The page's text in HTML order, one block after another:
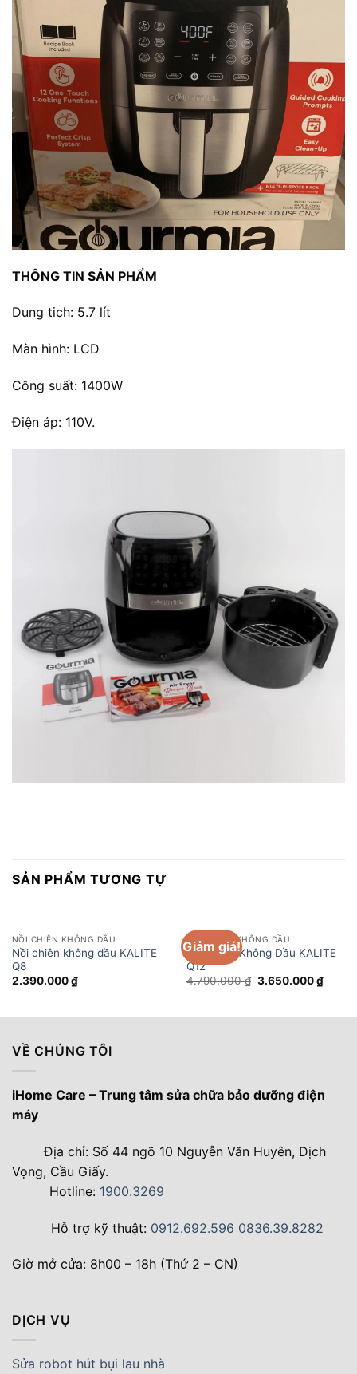
THÔNG TIN SẢN PHẨM
Dung tich: 5.7 lít
Màn hình: LCD
Công suất: 1400W
Điện áp: 110V.
SẢN PHẨM TƯƠNG TỰ
NỒI CHIÊN KHÔNG DẦU
Nồi chiên không dầu KALITE
Q8
2.390.000₫
Giảm giá!
NỒI CHIÊN KHÔNG DẦU
Nồi Chiên Không Dầu KALITE
Q12
4.790.000₫ Giá
3.650.000₫Giá
hiện
VỀ CHÚNG TÔI
iHome Care – Trung tâm sửa chữa bảo dưỡng điện
máy
Địa chỉ: Số 44 ngõ 10 Nguyễn Văn Huyên, Dịch
Vọng, Cầu Giấy.
Hotline: 1900.3269
Hỗ trợ kỹ thuật: 0912.692.596 0836.39.8282
Giờ mở cửa: 8h00 – 18h (Thứ 2 – CN)
DỊCH VỤ
Sửa robot hút bụi lau nhà